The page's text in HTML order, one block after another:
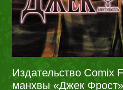
Издательство Comix
манхвы «Джек